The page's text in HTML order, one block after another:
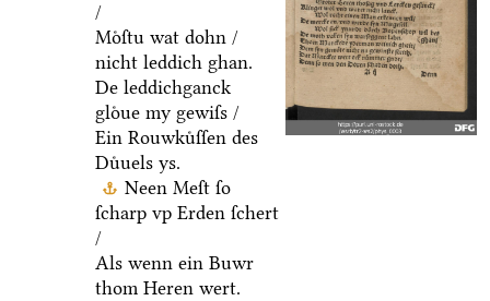
/
Moͤſtu wat dohn /
nicht leddich ghan.
De leddichganck
gloͤue my gewiſs /
Ein Rouwkuͤſſen des
Duͤuels ys.
Neen Meſt ſo
ſcharp vp Erden ſchert
/
Als wenn ein Buwr
thom Heren wert.